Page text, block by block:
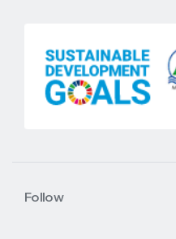
Follow